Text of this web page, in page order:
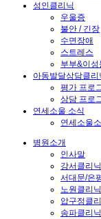
성인클리닉
우울증
불안 / 긴장
수면장애
스트레스
부부&이성
아동발달상담클리
평가 프로
상담 프로
연세소울 소식
연세소울
병원소개
인사말
강서클리닉
서대문/은
노원클리닉
압구정클
송파클리닉